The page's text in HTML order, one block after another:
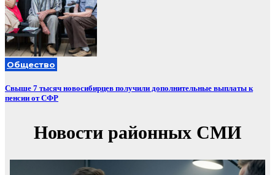
Общество
Свыше 7 тысяч новосибирцев получили дополнительные выплаты к
пенсии от СФР